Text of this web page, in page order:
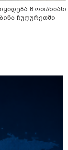
იყიდება 8 ოთახიანი
ბინა ჩუღურეთში